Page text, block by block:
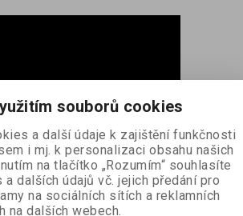
souborů cookies
a další údaje k zajištění funkčnosti
i mj. k personalizaci obsahu našich
na tlačítko „Rozumím“ souhlasíte
dalších údajů vč. jejich předání pro
na sociálních sítích a reklamních
na dalších webech.